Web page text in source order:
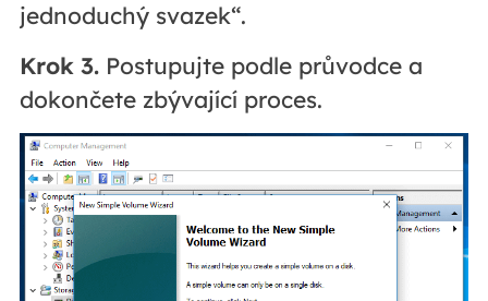
jednoduchý svazek“.
Krok 3.Postupujte podle průvodce a
dokončete zbývající proces.